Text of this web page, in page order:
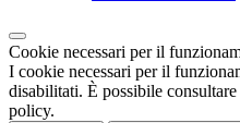
Cookie necessari per il
I cookie necessari per il
disabilitati. È possibile
policy.